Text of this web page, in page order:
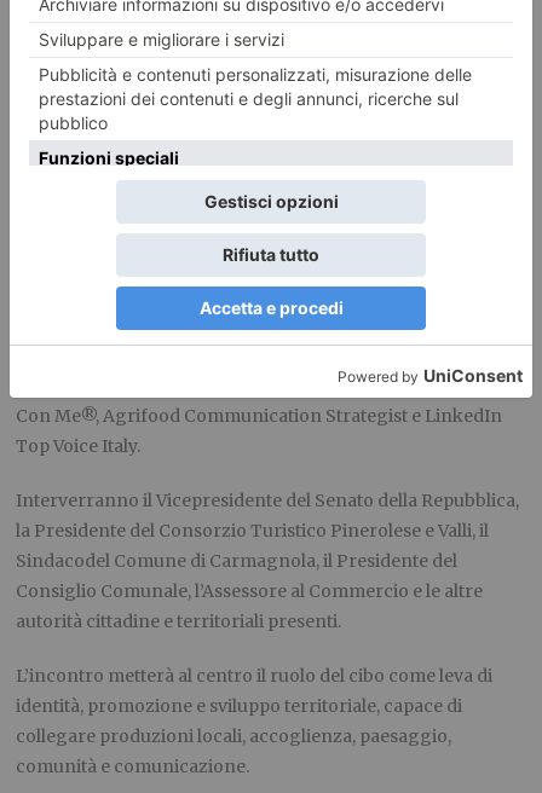
Carmagnola, dove l’arrivo è previsto per le 16.30 e sarà
ricevuto dalle Autorità e dalle Associazioni cittadine.
La visita a Carmagnola sarà dedicata alla storia, all’identità
produttiva e alle eccellenze locali, con particolare attenzione
alpeperone, prodotto simbolo della Fiera e del territorio.
Sala Consiglio del Comune di
, si terrà l’incontro istituzionale:
“Territori da gustare: turismo enogastronomico, filiere e
Made in Italy”
Simona Riccio, FounderParla
Con Me®, Agrifood Communication Strategist e LinkedIn
Top Voice Italy.
Interverranno il Vicepresidente del Senato della Repubblica,
la Presidente del Consorzio Turistico Pinerolese e Valli,il
Sindacodel Comune di Carmagnola, il Presidente del
Consiglio Comunale, l’Assessore al Commercio e le altre
autorità cittadine e territoriali presenti.
L’incontro metterà al centro il ruolo del cibo come leva di
identità, promozione e sviluppo territoriale, capace di
collegare produzioni locali, accoglienza, paesaggio,
comunità e comunicazione.